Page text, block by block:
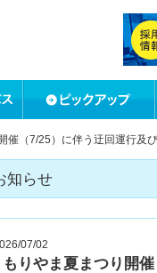
催（7/25）に伴う迂回運行及
知らせ
07/02
もりやま夏まつり開